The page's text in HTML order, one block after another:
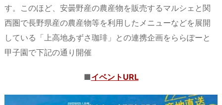
d
s
d
o
n
k
y
r
ar
d
o
p.
io
す。このほど、安曇野産の農産物を販売するマルシェと関
西圏で長野県産の農産物等を利用したメニューなどを展開
している「上高地あずさ珈琲」との連携企画をららぽーと
甲子園で下記の通り開催
■イベントURL